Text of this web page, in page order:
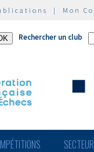
| Mon
Rechercher un club